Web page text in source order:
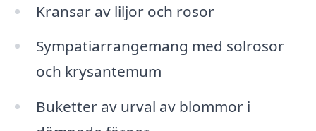
Kransar av liljor och rosor
Sympatiarrangemang med solrosor
och krysantemum
Buketter av urval av blommor i